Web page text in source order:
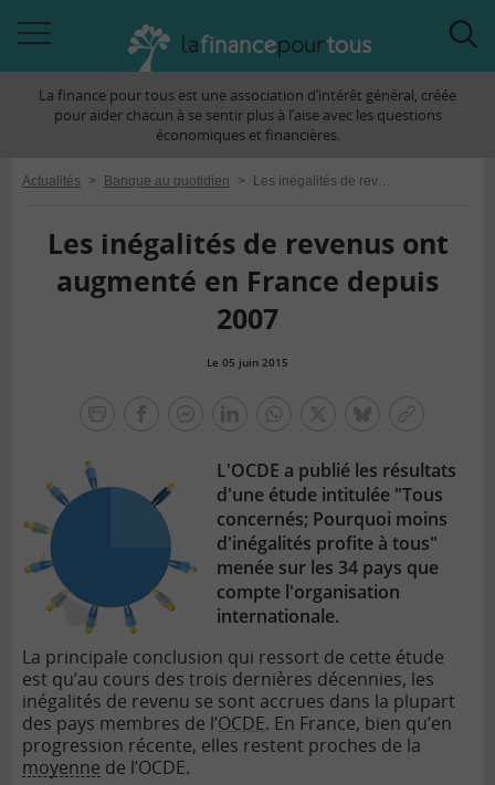
àLa finance pour tous est une association d’intérêt général, créée
pour aider chacun à se sentir plus à l’aise avec les questions
économiques et financières.
Actualités > Banque au quotidien > Les inégalités de revenus ont augmenté en France depuis 2007
Les inégalités de revenus ont
augmenté en France depuis
2007
Le 05 juin 2015
lien
L'OCDE a publié les résultats
d'une étude intitulée "Tous
concernés; Pourquoi moins
d'inégalités profite à tous"
menée sur les 34 pays que
compte l'organisation
internationale.
La principale conclusion qui ressort de cette étude
est qu’au cours des trois dernières décennies, les
inégalités de revenu se sont accrues dans la plupart
des pays membres de l’OCDE. En France, bien qu’en
progression récente, elles restent proches de la
moyenne de l’OCDE.